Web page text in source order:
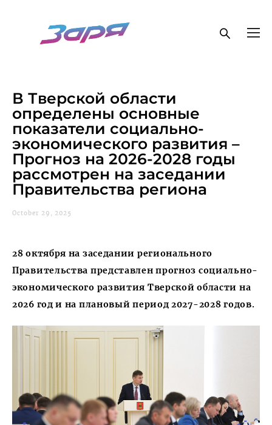
October 29, 2025
В Тверской области
определены основные
показатели социально-
экономического развития –
Прогноз на 2026-2028 годы
рассмотрен на заседании
Правительства региона
28 октября на заседании регионального
Правительства представлен прогноз социально-
экономического развития Тверской области на
2026 год и на плановый период 2027-2028 годов.